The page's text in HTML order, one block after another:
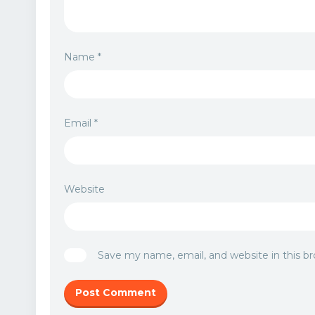
Name *
Email *
Website
Save my name, email, and website in this